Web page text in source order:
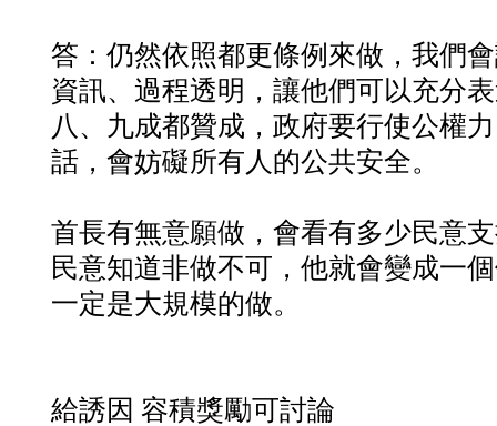
答：仍然依照都更條例來做，我們
資訊、過程透明，讓他們可以充分
八、九成都贊成，政府要行使公權
話，會妨礙所有人的公共安全。
首長有無意願做，會看有多少民意
民意知道非做不可，他就會變成一
一定是大規模的做。
給誘因 容積獎勵可討論